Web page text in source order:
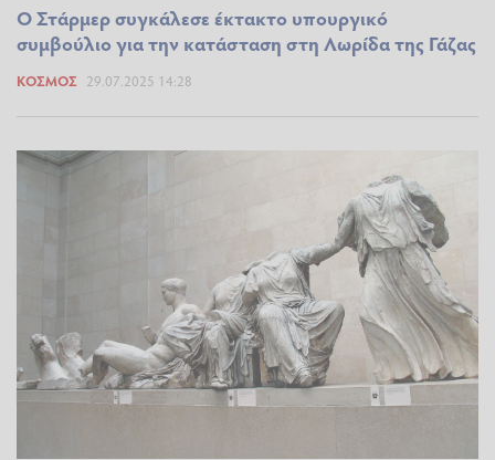
Ο Στάρμερ συγκάλεσε έκτακτο υπουργικό
συμβούλιο για την κατάσταση στη Λωρίδα της Γάζας
ΚΌΣΜΟΣ 29.07.2025 14:28